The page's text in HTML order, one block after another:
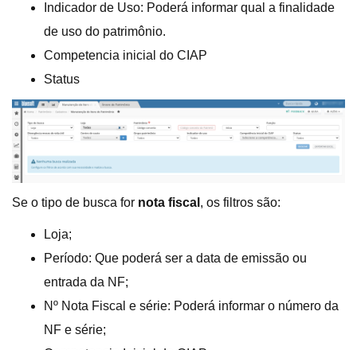
Indicador de Uso: Poderá informar qual a finalidade
de uso do patrimônio.
Competencia inicial do CIAP
Status
Se o tipo de busca for nota fiscal , os filtros são:
Loja;
Período: Que poderá ser a data de emissão ou
entrada da NF;
Nº Nota Fiscal e série: Poderá informar o número da
NF e série;